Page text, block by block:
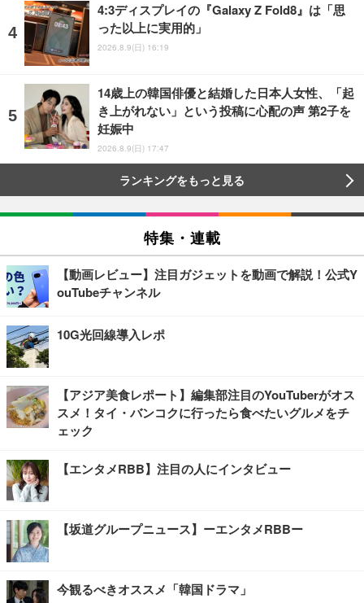
4:3ディスプレイの『Galaxy Z Fold8』は「思
った以上に実用的」
2026.8.9(日) 16:19
14歳上の韓国俳優と結婚した日本人女性、「起
き上がれない」という投稿に心配の声 第2子を
妊娠中
2026.8.9(日) 17:47
ランキングをもっと見る
特集・連載
【動画レビュー】注目ガジェットを動画で解説！公式Y
ouTubeチャンネル
10G光回線導入レポ
【アジア美食レポート】編集部注目のYouTuberがオス
スメ！タイ・バンコクに行ったら食べたいグルメをチ
ェック
【エンタメRBB】注目の人にインタビュー
【坂道グループニュース】ーエンタメRBBー
今観るべきオススメ「韓国ドラマ」